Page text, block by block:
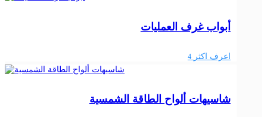
أبواب غرف العمليات
اعرف اكثر 4
شاسيهات ألواح الطاقة الشمسية